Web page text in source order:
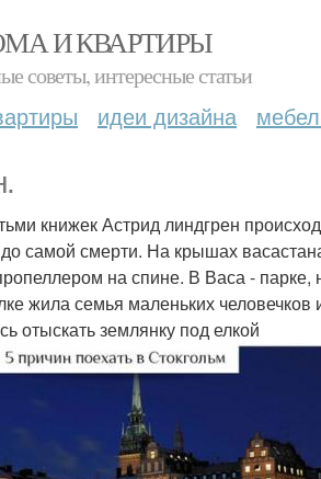
И КВАРТИРЫ
советы, интересные статьи
идеи дизайна
книжек Астрид линдгрен
самой смерти. На крышах
на спине. В Васа -
жила семья маленьких человечков
отыскать землянку под елкой